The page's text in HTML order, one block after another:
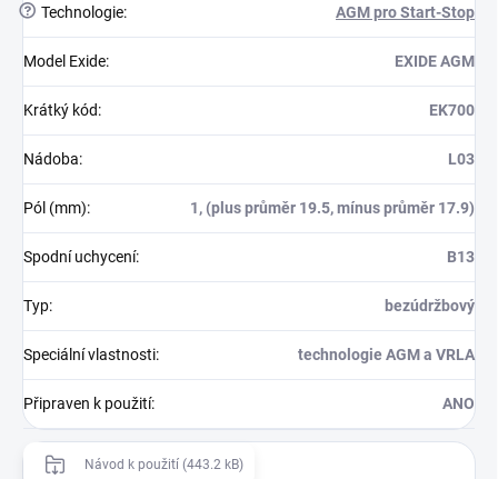
? Technologie: AGM pro Start-Stop
Model Exide: EXIDE AGM
Krátký kód: EK700
Nádoba: L03
Pól (mm): 1, (plus průměr 19.5, mínus průměr 17.9)
Spodní uchycení: B13
Typ: bezúdržbový
Speciální vlastnosti: technologie AGM a VRLA
Připraven k použití: ANO
Návod k použití (443.2 kB)